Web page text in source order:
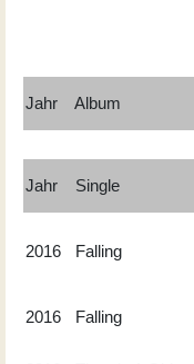
Jahr Album
Jahr Single
2016 Falling
2016 Falling